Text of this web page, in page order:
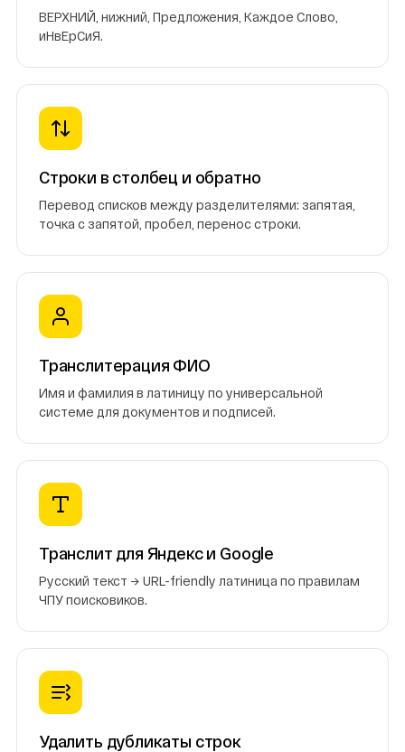
ВЕРХНИЙ, нижний, Предложения, Каждое Слово,
иНвЕрСиЯ.
Строки в столбец и обратно
Перевод списков между разделителями: запятая,
точка с запятой, пробел, перенос строки.
Транслитерация ФИО
Имя и фамилия в латиницу по универсальной
системе для документов и подписей.
Транслит для Яндекс и Google
Русский текст → URL-friendly латиница по правилам
ЧПУ поисковиков.
Удалить дубликаты строк